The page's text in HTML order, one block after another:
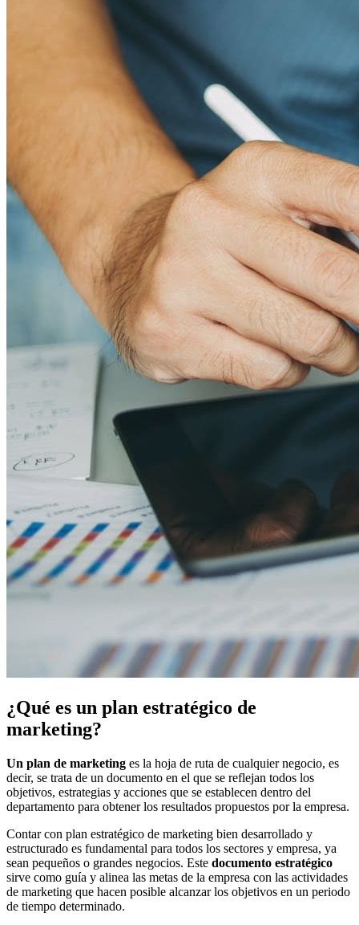
¿Qué es un plan estratégico de
marketing?
Un plan de marketing es la hoja de ruta de cualquier negocio, es
decir, se trata de un documento en el que se reflejan todos los
objetivos, estrategias y acciones que se establecen dentro del
departamento para obtener los resultados propuestos por la empresa.
Contar con plan estratégico de marketing bien desarrollado y
estructurado es fundamental para todos los sectores y empresa, ya
sean pequeños o grandes negocios. Este documento estratégico
sirve como guía y alinea las metas de la empresa con las actividades
de marketing que hacen posible alcanzar los objetivos en un periodo
de tiempo determinado.